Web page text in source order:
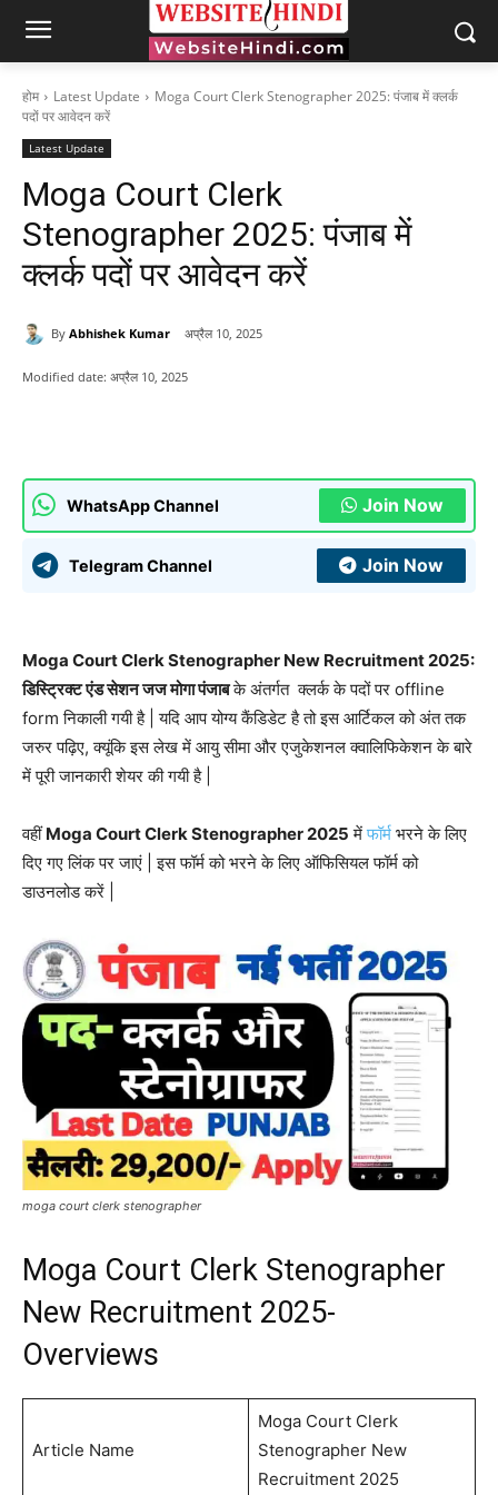
होम Latest Update
Moga Court Clerk Stenographer 2025: पंजाब में क्लर्क
पदों पर आवेदन करें
Latest Update
Moga Court Clerk
Stenographer 2025: पंजाब में
क्लर्क पदों पर आवेदन करें
By Abhishek Kumar अप्रैल 10, 2025
Modified date: अप्रैल 10, 2025
WhatsApp Channel Join Now
Telegram Channel Join Now
Moga Court Clerk Stenographer New Recruitment 2025:
डिस्ट्रिक्ट एंड सेशन जज मोगा पंजाबके अंतर्गत क्लर्क के पदों पर offline
form निकाली गयी है | यदि आप योग्य कैंडिडेट है तो इस आर्टिकल को अंत तक
जरुर पढ़िए, क्यूंकि इस लेख में आयु सीमा और एजुकेशनल क्वालिफिकेशन के बारे
में पूरी जानकारी शेयर की गयी है |
वहींMoga Court Clerk Stenographer 2025 मेंफॉर्म भरने के लिए
दिए गए लिंक पर जाएं | इस फॉर्म को भरने के लिए ऑफिसियल फॉर्म को
डाउनलोड करें |
moga court clerk stenographer
Moga Court Clerk Stenographer
New Recruitment 2025-
Overviews
Article Name
Moga Court Clerk
Stenographer New
Recruitment 2025